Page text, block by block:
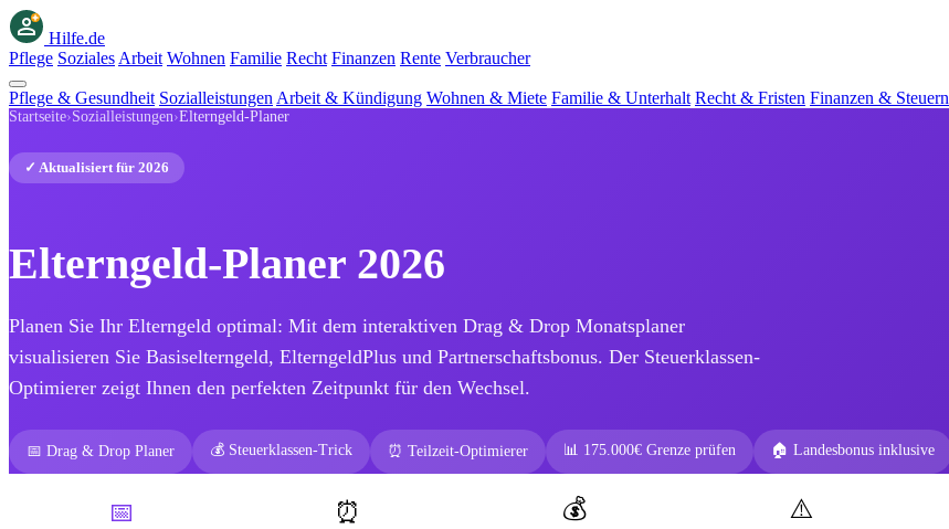
Hilfe.de
Pflege Soziales Arbeit Wohnen Familie Recht Finanzen Rente Verbraucher
Pflege & Gesundheit Sozialleistungen Arbeit & Kündigung Wohnen & Miete Familie & Unterhalt Recht & Fristen Finanzen & Steuern
Startseite›Sozialleistungen›Elterngeld-Planer
✓ Aktualisiert für 2026
Elterngeld-Planer 2026
Planen Sie Ihr Elterngeld optimal: Mit dem interaktiven Drag & Drop Monatsplaner
visualisieren Sie Basiselterngeld, ElterngeldPlus und Partnerschaftsbonus. Der Steuerklassen-
Optimierer zeigt Ihnen den perfekten Zeitpunkt für den Wechsel.
📅 Drag & Drop Planer 💰 Steuerklassen-Trick ⏰ Teilzeit-Optimierer 📊 175.000€ Grenze prüfen 🏠 Landesbonus inklusive
📅 ⏰ 💰 ⚠️